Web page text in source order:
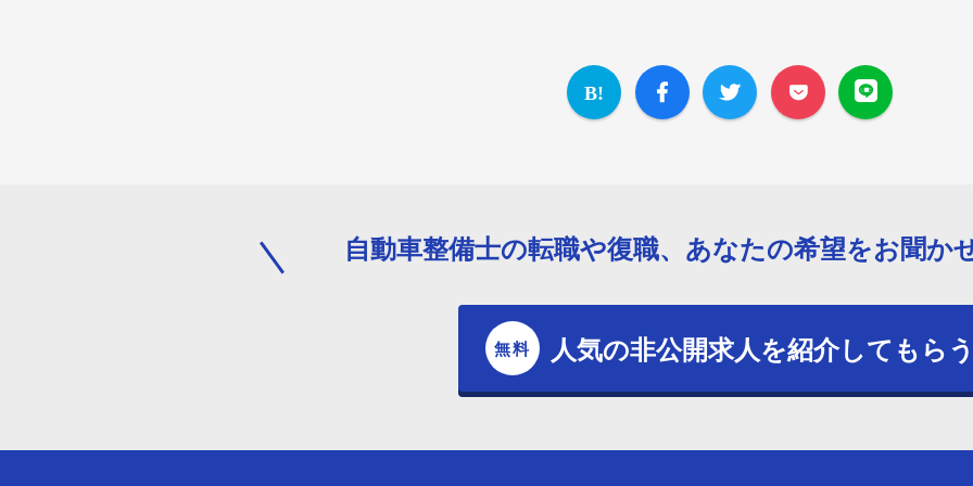
自動車整備士の転職や復職、あなたの希望をお聞か
人気の非公開求人を紹介してもらう